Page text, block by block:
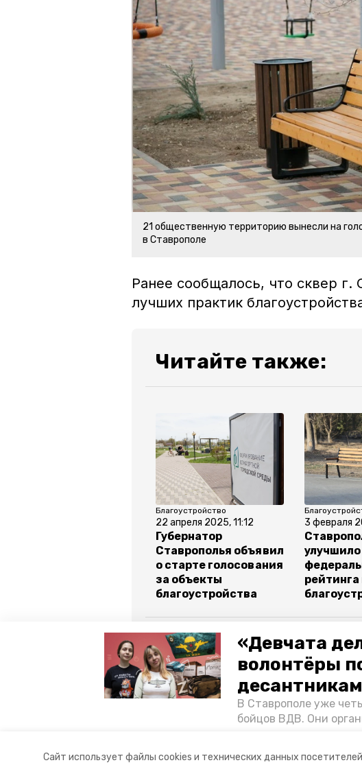
Сайт использует файлы cookies и технических данных
«Девчата
волонтёры
В Ставрополе уже
бойцов ВДВ. Они
спецоперации и
21 общественную территорию вынесли на
в Ставрополе
Ранее сообщалось, что сквер г.
лучших практик
Читайте также:
Благоустройство
22 апреля 2025, 11:12
Губернатор
Ставрополья объявил
о старте голосования
за объекты
благоустройства
3 февраля
рейтинга
Все новости
ставропольский край владимир
миндор ск